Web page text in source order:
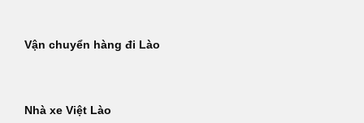
Vận chuyển hàng đi Lào
Nhà xe Việt Lào